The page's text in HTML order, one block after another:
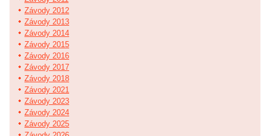
Závody 2012
Závody 2013
Závody 2014
Závody 2015
Závody 2016
Závody 2017
Závody 2018
Závody 2021
Závody 2023
Závody 2024
Závody 2025